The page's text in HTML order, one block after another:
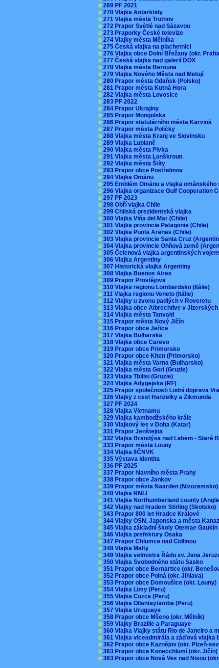
o 269 PF 2021
o 270 Vlajka Antarktidy
o 271 Vlajka města Trutnov
o 272 Prapor Světlé nad Sázavou
o 273 Praporky České televize
o 274 Vlajky města Mělníka
o 275 Česká vlajka na plachetnici
o 276 Vlajka obce Dolní Břežany (okr.
o 277 Česká vlajka nad galerií DOX
o 278 Vlajka města Berouna
o 279 Vlajka Nového Města nad Metují
o 280 Prapor města Gdaňsk (Polsko)
o 281 Prapor města Kutná Hora
o 282 Vlajka města Lovosice
o 283 PF 2022
o 284 Prapor Ukrajiny
o 285 Prapor Mongolska
o 286 Prapor statutárního města Karviná
o 287 Prapor města Poličky
o 288 Vlajka města Kranj ve Slovinsku
o 289 Vlajka Lublaně
o 290 Vlajka města Pivka
o 291 Vlajka města Lanškroun
o 292 Vlajka města Štíty
o 293 Prapor obce Postřelmov
o 294 Vlajka Ománu
o 295 Emblém Ománu a vlajka
o 296 Vlajka organizace Gulf Cooperation
o 297 PF 2023
o 298 Obří vlajka Chile
o 299 Chilská prezidentská vlajka
o 300 Vlajka Viňa del Mar (Chile)
o 301 Vlajka provincie Patagonie (Chile)
o 302 Vlajka Punta Arenas (Chile)
o 303 Vlajka provincie Santa Cruz
o 304 Vlajka provincie Ohňová země
o 305 Čelenová vlajka argentinských
o 306 Vlajka Argentiny
o 307 Historická vlajka Argentiny
o 308 Vlajka Buenos Aires
o 309 Prapor Prostějova
o 310 Vlajka regionu Lombardsko (Itálie)
o 311 Vlajka regionu Veneto (Itálie)
o 312 Vlajky u zvonu padlých v Roveretu
o 313 Vlajka obce Albrechtive v
o 314 Vlajka města Tanvald
o 315 Prapor města Nový Jičín
o 316 Prapor obce Jeřice
o 317 Vlajka Bulharska
o 318 Vlajka obce Carevo
o 319 Prapor obce Primorsko
o 320 Prapor obce Kiten (Primorsko)
o 321 Vlajka města Varna (Bulharsko)
o 322 Vlajka města Gori (Gruzie)
o 323 Vlajka Tbilisi (Gruzie)
o 324 Vlajka Adygejska (RF)
o 325 Prapor společnosti Lodní doprava
o 326 Vlajky z cest Hanzelky a Zikmunda
o 327 PF 2024
o 328 Vlajka Vietnamu
o 329 Vlajka kambodžského krále
o 330 Vlajkový les v Doha (Katar)
o 331 Prapor Jenštejna
o 332 Vlajka Brandýsa nad Labem - Staré
o 333 Prapor města Louny
o 334 Vlajka 8ČNVK
o 335 Výstava Identita
o 336 PF 2025
o 337 Prapor hlavního města Prahy
o 338 Prapor obce Jankov
o 339 Prapor města Naarden
o 340 Vlajka RNLI
o 341 Vlajka Northumberland county
o 342 Vlajky nad hradem Stirling (Skotsko)
o 343 Prapor 800 let Hradce Králové
o 344 Vlajky OSN, Japonska a města
o 345 Vlajka základní školy Otemae
o 346 Vlajka prefektury Osaka
o 347 Prapor Chlumce nad Cidlinou
o 348 Vlajka Malty
o 349 Vlajka velmistra Řádu sv. Jana
o 350 Vlajka Svobodného státu Sasko
o 351 Prapor obce Bernartice (okr.
o 352 Prapor obce Polná (okr. Jihlava)
o 353 Prapor obce Domoušice (okr. Louny)
o 354 Vlajka Limy (Peru)
o 355 Vlajka Cuzca (Peru)
o 356 Vlajka Ollantaytamba (Peru)
o 357 Vlajka Uruguaye
o 358 Prapor obce Mšeno (okr. Mělník)
o 359 Vlajky Brazilie a Paraguaye
o 360 Vlajka Vlajky státu Rio de Janeiro a
o 361 Vlajka viceadmirála a záďová
o 362 Prapor obce Kaznějov (okr. Plzeň-
o 363 Prapor obce Konecchlumí (okr.
o 363 Prapor obce Nová Ves nad Nisou